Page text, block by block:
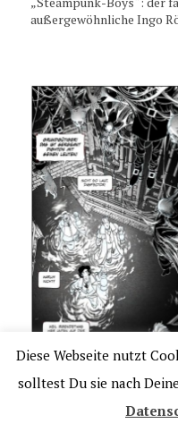
außergewöhnliche Ingo
Die Geschichte des
sich zunehmend zu
einen noch alles an
Diese Webseite nutzt
solltest Du sie nach